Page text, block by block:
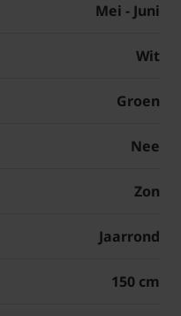
Mei - Juni
Wit
Groen
Nee
Zon
Jaarrond
150 cm